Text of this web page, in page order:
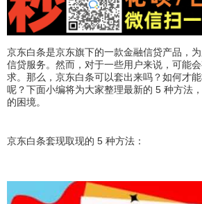
京东白条是京东旗下的一款金融信贷产品，
信贷服务。然而，对于一些用户来说，可能
求。那么，京东白条可以套出来吗？如何才
呢？下面小编将为大家整理最新的 5 种方法
的困境。
京东白条套现取现的 5 种方法：